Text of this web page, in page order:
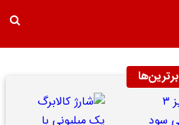
برترین‌ها